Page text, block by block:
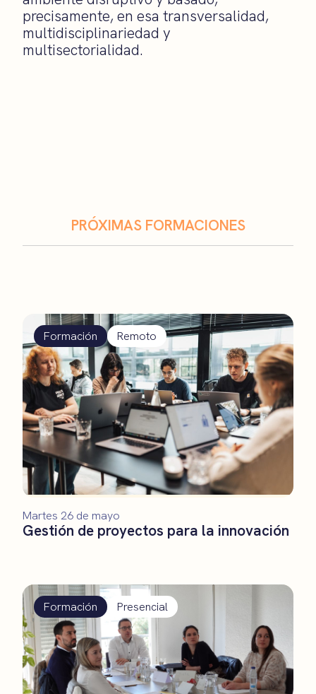
precisamente, en esa transversalidad,
multidisciplinariedad y
multisectorialidad.
PRÓXIMAS FORMACIONES
Formación Remoto
Gestión de proyectos para la innovación
Martes 26 de mayo
Formación Presencial